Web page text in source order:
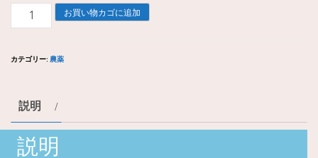
ト
ア
メ
シ
お買い物カゴに追加
カテゴリー: 農薬
説明
説明